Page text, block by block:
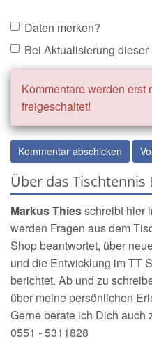
Daten merken?
Bei Aktualisierung
Kommentare werden erst
freigeschaltet!
Über das Tischtennis
Markus Thiesschreibt hier
werden Fragen aus dem
Shopbeantwortet, über
und die Entwicklung im TT
berichtet. Ab und zu
über meine persönlichen
Gerne berate ich Dich auch
0551 - 5311828